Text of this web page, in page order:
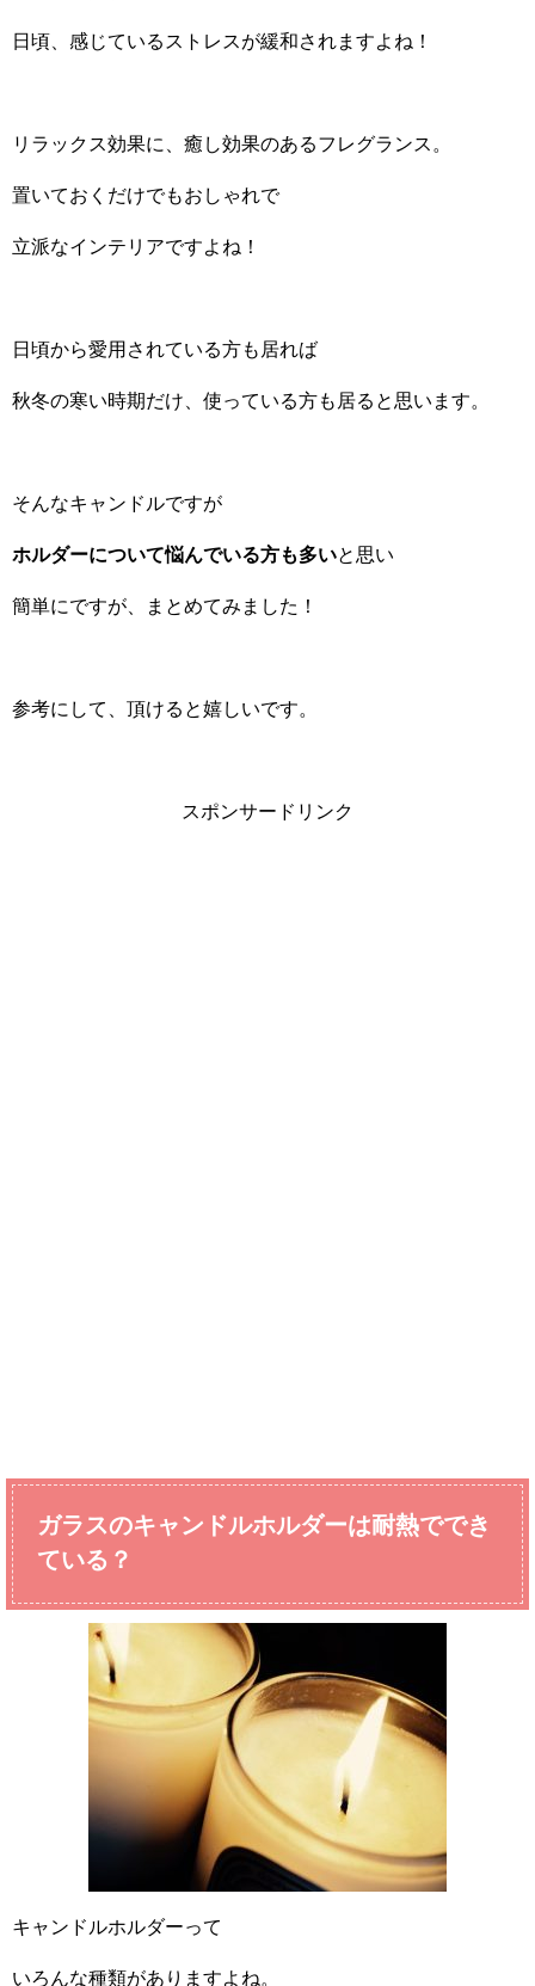
日頃、感じているストレスが緩和されますよね！
リラックス効果に、癒し効果のあるフレグランス。
置いておくだけでもおしゃれで
立派なインテリアですよね！
日頃から愛用されている方も居れば
秋冬の寒い時期だけ、使っている方も居ると思います。
そんなキャンドルですが
ホルダーについて悩んでいる方も多いと思い
簡単にですが、まとめてみました！
参考にして、頂けると嬉しいです。
スポンサードリンク
ガラスのキャンドルホルダーは耐熱ででき
ている？
キャンドルホルダーって
いろんな種類がありますよね。